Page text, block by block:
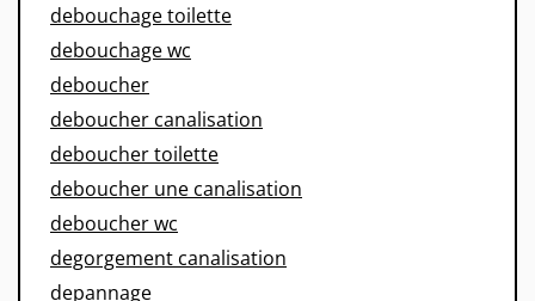
debouchage toilette
debouchage wc
deboucher
deboucher canalisation
deboucher toilette
deboucher une canalisation
deboucher wc
degorgement canalisation
depannage